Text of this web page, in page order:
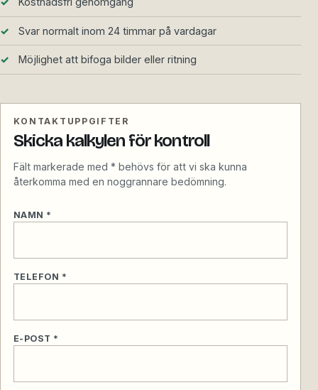
Svar normalt inom 24 timmar på vardagar
Möjlighet att bifoga bilder eller ritning
KONTAKTUPPGIFTER
Skicka kalkylen för kontroll
Fält markerade med * behövs för att vi ska kunna
återkomma med en noggrannare bedömning.
NAMN *
TELEFON *
E-POST *